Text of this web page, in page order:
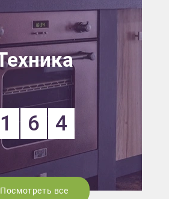
1 6 4
Посмотреть все